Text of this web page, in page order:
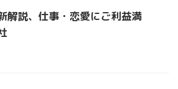
解説、仕事・恋愛にご利益満